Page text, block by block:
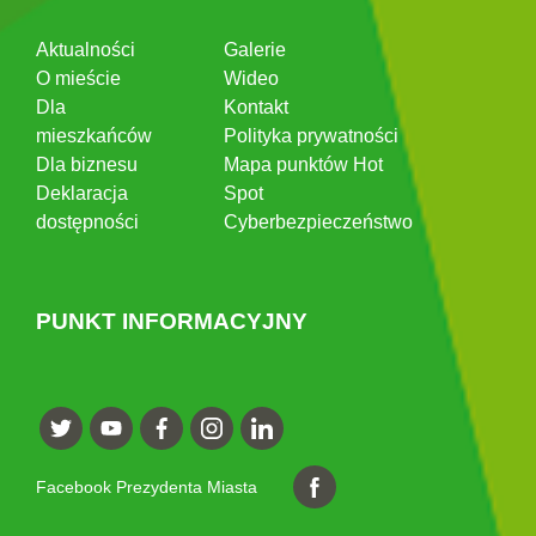
Aktualności
O mieście
Dla
mieszkańców
Dla biznesu
Deklaracja
dostępności
Galerie
Wideo
Kontakt
Polityka prywatności
Mapa punktów Hot
Spot
Cyberbezpieczeństwo
PUNKT INFORMACYJNY
Facebook Prezydenta Miasta